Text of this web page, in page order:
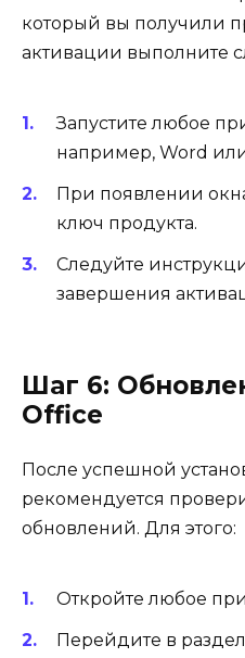
который вы получили
активации выполните
Запустите любое
например, Word
При появлении
ключ продукта.
Следуйте
завершения
Шаг 6:
Office
После успешной
рекомендуется
обновлений. Для этого:
Откройте любое
Перейдите в